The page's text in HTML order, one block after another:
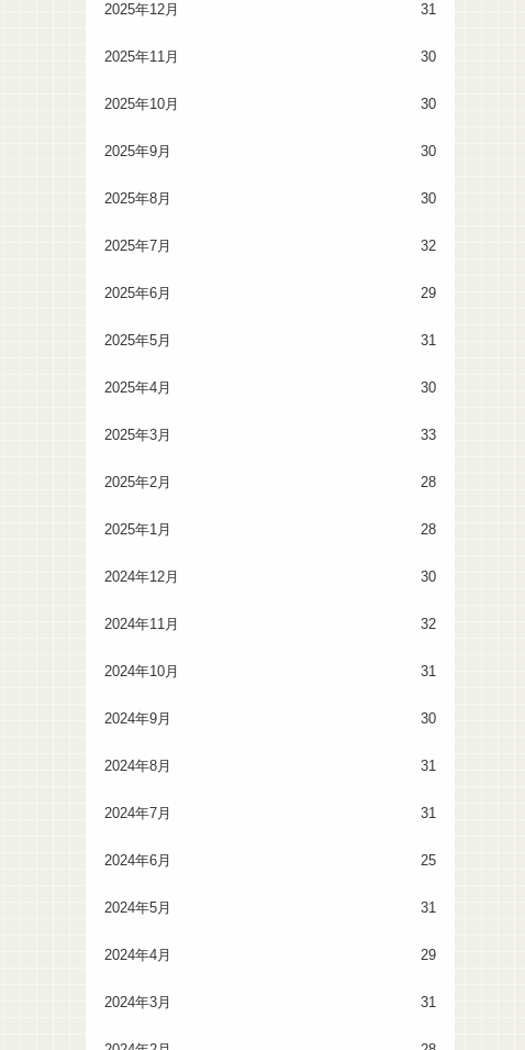
2025年12月 31
2025年11月 30
2025年10月 30
2025年9月 30
2025年8月 30
2025年7月 32
2025年6月 29
2025年5月 31
2025年4月 30
2025年3月 33
2025年2月 28
2025年1月 28
2024年12月 30
2024年11月 32
2024年10月 31
2024年9月 30
2024年8月 31
2024年7月 31
2024年6月 25
2024年5月 31
2024年4月 29
2024年3月 31